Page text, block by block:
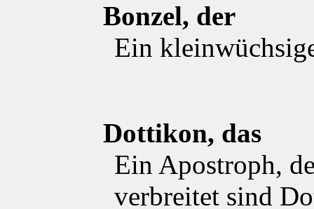
Bonzel, der
Ein
Dottikon, das
Ein Apostroph,
verbreitet sind